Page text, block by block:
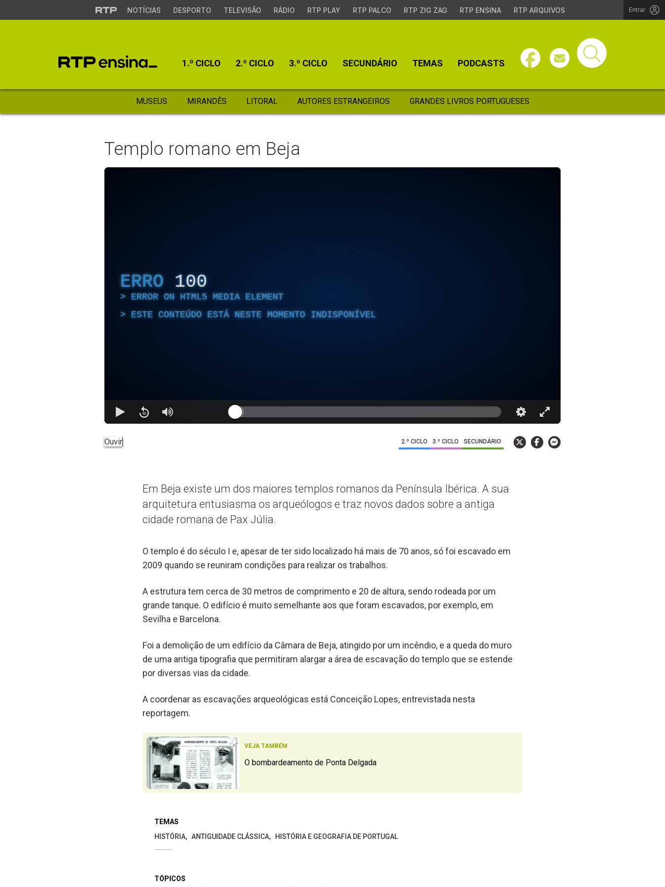
NOTÍCIAS DESPORTO TELEVISÃO RÁDIO RTP PLAY RTP PALCO RTP ZIG ZAG RTP ENSINA RTP ARQUIVOS Entrar
1.º CICLO 2.º CICLO 3.º CICLO SECUNDÁRIO TEMAS PODCASTS
MUSEUS MIRANDÊS LITORAL AUTORES ESTRANGEIROS GRANDES LIVROS PORTUGUESES
Templo romano em Beja
ERRO 100
ERROR ON HTML5 MEDIA ELEMENT
ESTE CONTEÚDO ESTÁ NESTE MOMENTO INDISPONÍVEL
Ouvir 2.º CICLO 3.º CICLO SECUNDÁRIO
Em Beja existe um dos maiores templos romanos da Península Ibérica. A sua
arquitetura entusiasma os arqueólogos e traz novos dados sobre a antiga
cidade romana de Pax Júlia.
O templo é do século I e, apesar de ter sido localizado há mais de 70 anos, só foi escavado em
2009 quando se reuniram condições para realizar os trabalhos.
A estrutura tem cerca de 30 metros de comprimento e 20 de altura, sendo rodeada por um
grande tanque. O edifício é muito semelhante aos que foram escavados, por exemplo, em
Sevilha e Barcelona.
Foi a demolição de um edifício da Câmara de Beja, atingido por um incêndio, e a queda do muro
de uma antiga tipografia que permitiram alargar a área de escavação do templo que se estende
por diversas vias da cidade.
A coordenar as escavações arqueológicas está Conceição Lopes, entrevistada nesta
reportagem.
VEJA TAMBÉM
O bombardeamento de Ponta Delgada
TEMAS
HISTÓRIA
ANTIGUIDADE CLÁSSICA HISTÓRIA E GEOGRAFIA DE PORTUGAL
TÓPICOS